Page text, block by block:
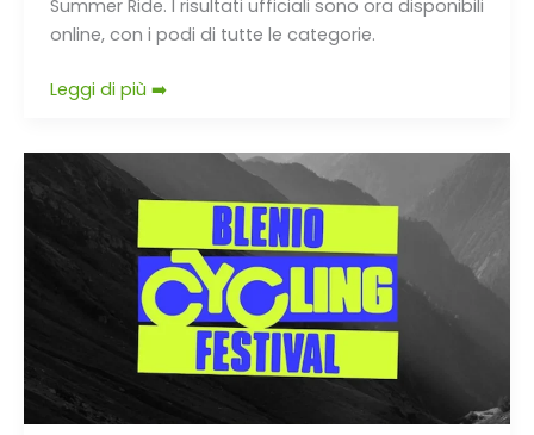
Summer Ride. I risultati ufficiali sono ora disponibili
online, con i podi di tutte le categorie.
Leggi di più ➡️
Blenio
Cycling
iscrizioni
Kids
Tour